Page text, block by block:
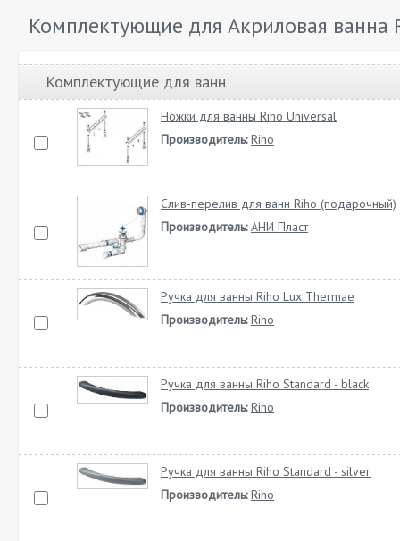
Комплектующие для Акриловая ванна
Комплектующие для ванн
Ножки для ванны Riho Universal
Производитель: Riho
Слив-перелив для ванн Riho (подарочный)
Производитель: АНИ Пласт
Ручка для ванны Riho Lux Thermae
Производитель: Riho
Ручка для ванны Riho Standard - black
Производитель: Riho
Ручка для ванны Riho Standard - silver
Производитель: Riho